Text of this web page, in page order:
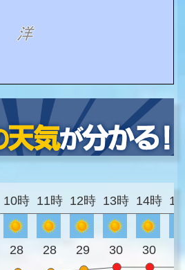
10時 11時 12時 13時 14時
28 28 29 30 30